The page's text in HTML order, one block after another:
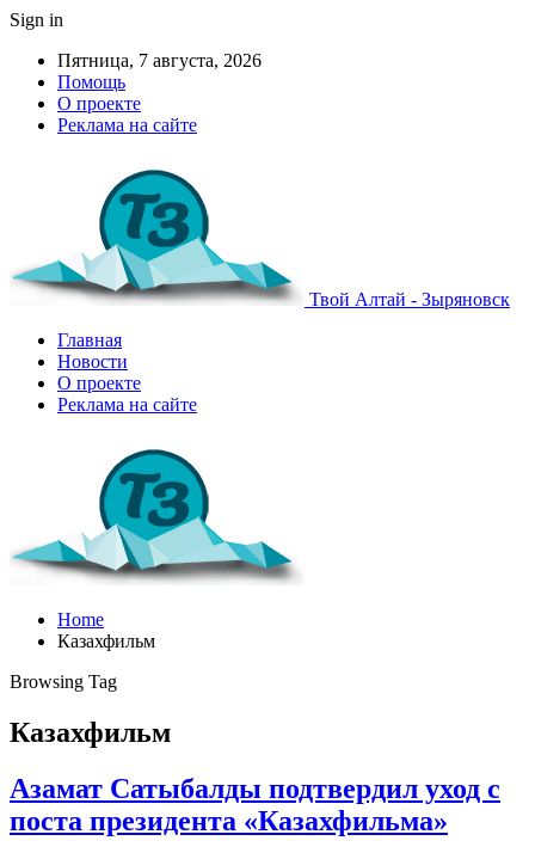
Sign in
Пятница, 7 августа, 2026
Помощь
О проекте
Реклама на сайте
Твой Алтай - Зыряновск
Главная
Новости
О проекте
Реклама на сайте
Home
Казахфильм
Browsing Tag
Казахфильм
Азамат Сатыбалды подтвердил уход с
поста президента «Казахфильма»